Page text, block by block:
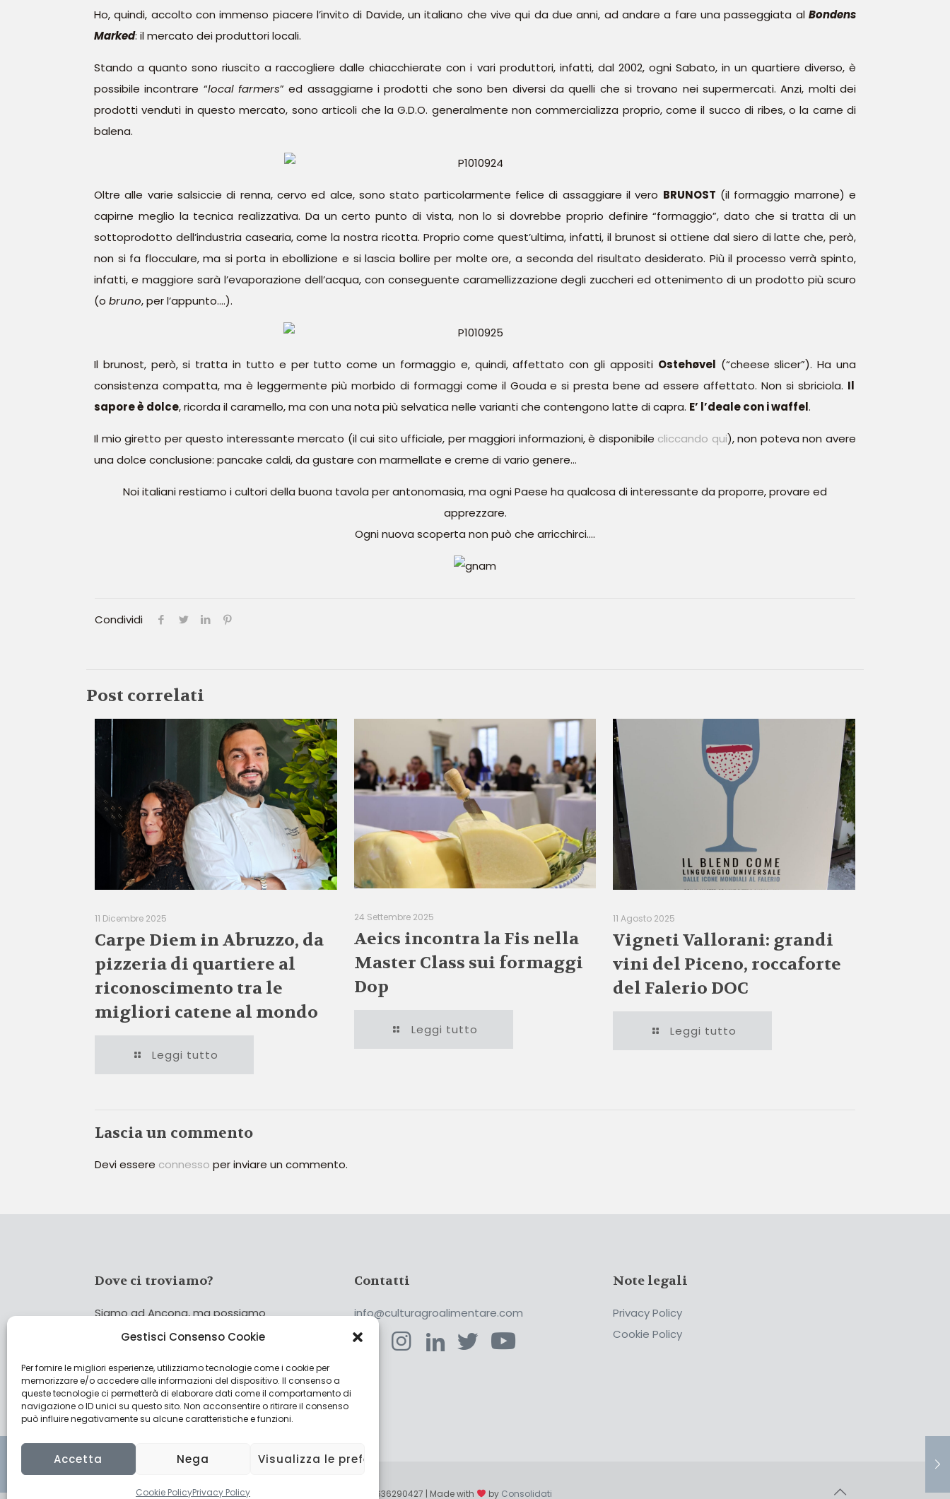
Gestisci Consenso Cookie
Per fornire le migliori esperienze, utilizziamo tecnologie come i cookie per
memorizzare e/o accedere alle informazioni del dispositivo. Il consenso a
queste tecnologie ci permetterà di elaborare dati come il comportamento di
navigazione o ID unici su questo sito. Non acconsentire o ritirare il consenso
può influire negativamente su alcune caratteristiche e funzioni.
Accetta Nega Visualizza le preferenze
Cookie PolicyPrivacy Policy
Ho, quindi, accolto con immenso piacere l’invito di Davide, un italiano che vive qui da due anni, ad andare a fare una passeggiata al Bondens
Marked: il mercato dei produttori locali.
Stando a quanto sono riuscito a raccogliere dalle chiacchierate con i vari produttori, infatti, dal 2002, ogni Sabato, in un quartiere diverso, è
possibile incontrare “local farmers” ed assaggiarne i prodotti che sono ben diversi da quelli che si trovano nei supermercati. Anzi, molti dei
prodotti venduti in questo mercato, sono articoli che la G.D.O. generalmente non commercializza proprio, come il succo di ribes, o la carne di
balena.
Oltre alle varie salsiccie di renna, cervo ed alce, sono stato particolarmente felice di assaggiare il vero BRUNOST (il formaggio marrone) e
capirne meglio la tecnica realizzativa. Da un certo punto di vista, non lo si dovrebbe proprio definire “formaggio”, dato che si tratta di un
sottoprodotto dell’industria casearia, come la nostra ricotta. Proprio come quest’ultima, infatti, il brunost si ottiene dal siero di latte che, però,
non si fa flocculare, ma si porta in ebollizione e si lascia bollire per molte ore, a seconda del risultato desiderato. Più il processo verrà spinto,
infatti, e maggiore sarà l’evaporazione dell’acqua, con conseguente caramellizzazione degli zuccheri ed ottenimento di un prodotto più scuro
(o bruno, per l’appunto….).
Il brunost, però, si tratta in tutto e per tutto come un formaggio e, quindi, affettato con gli appositi Ostehøvel (“cheese slicer”). Ha una
consistenza compatta, ma è leggermente più morbido di formaggi come il Gouda e si prestabenead essere affettato.Non si sbriciola. Il
sapore è dolce, ricorda il caramello,ma con una nota più selvatica nelle varianti che contengono latte di capra. E’ l’deale con i waffel.
Il mio giretto per questo interessante mercato (il cui sito ufficiale, per maggiori informazioni, è disponibile cliccando qui), non poteva non avere
una dolce conclusione: pancake caldi, da gustare con marmellate e creme di vario genere…
Noi italiani restiamo i cultori della buona tavola per antonomasia, ma ogni Paese ha qualcosa di interessante da proporre, provare ed
apprezzare.
Ogni nuova scoperta non può che arricchirci….
Condividi
Post correlati
11 Dicembre 2025
Carpe Diem in Abruzzo, da
pizzeria di quartiere al
riconoscimento tra le
migliori catene al mondo
Leggi tutto
24 Settembre 2025
Aeics incontra la Fis nella
Master Class sui formaggi
Dop
Leggi tutto
11 Agosto 2025
Vigneti Vallorani: grandi
vini del Piceno, roccaforte
del Falerio DOC
Leggi tutto
Lascia un commento
Devi essere connesso per inviare un commento.
Dove ci troviamo?
Siamo ad Ancona, ma possiamo
coprire tutta Italia!
Cerca
Cerca
Contatti
info@culturagroalimentare.com
Note legali
Privacy Policy
Cookie Policy
© 2022 CulturAgroalimentare di Raffaello De Crescenzo - P.IVA 02636290427 | Made with by Consolidati